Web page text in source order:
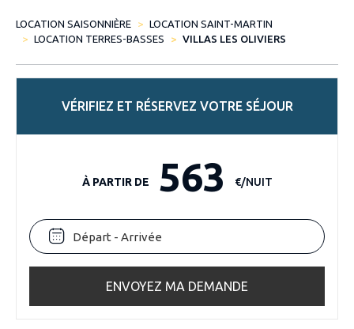
LOCATION SAISONNIÈRE
LOCATION SAINT-MARTIN
LOCATION TERRES-BASSES
VILLAS LES OLIVIERS
VÉRIFIEZ ET RÉSERVEZ VOTRE SÉJOUR
À PARTIR DE 563 €/NUIT
ENVOYEZ MA DEMANDE